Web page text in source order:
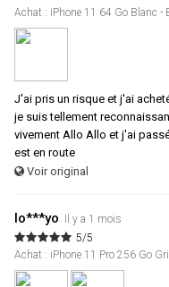
Achat : iPhone 11 64 Go Blanc -
J'ai pris un risque et j'ai
je suis tellement
vivement Allo Allo et j'ai
est en route
Voir original
lo***yo
Il y a 1 mois
5/5
Achat : iPhone 11 Pro 256 Go